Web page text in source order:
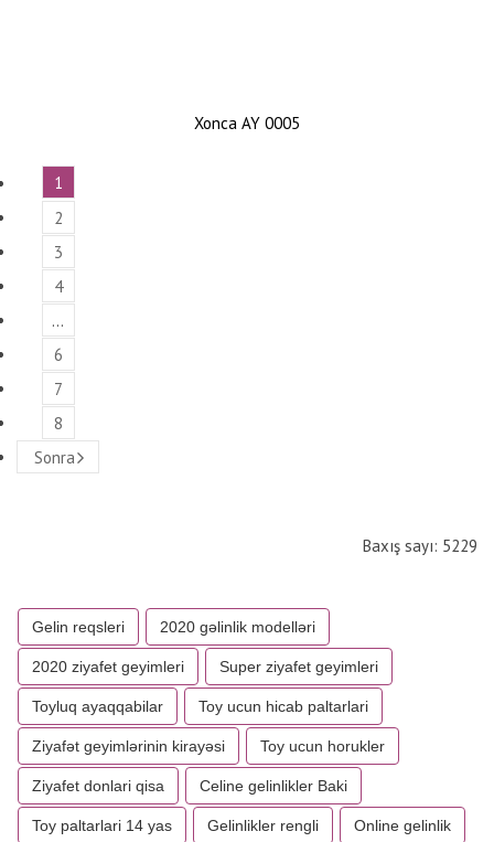
Xonca AY 0005
1
2
3
4
…
6
7
8
Sonra
Baxış sayı: 5229
Gelin reqsleri 2020 gəlinlik modelləri
2020 ziyafet geyimleri Super ziyafet geyimleri
Toyluq ayaqqabilar Toy ucun hicab paltarlari
Ziyafət geyimlərinin kirayəsi Toy ucun horukler
Ziyafet donlari qisa Celine gelinlikler Baki
Toy paltarlari 14 yas Gelinlikler rengli Online gelinlik